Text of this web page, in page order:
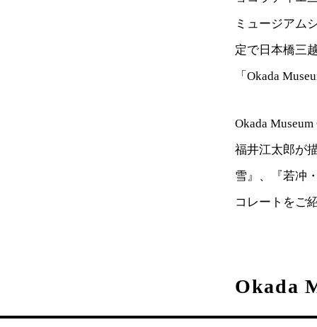
ミュージアム
定で日本橋三
「Okada
Okada
福井江太郎が
雪』、『若冲
コレートをご
Okada